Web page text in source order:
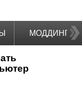
МОДДИНГ